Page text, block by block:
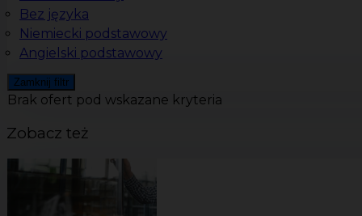
Bez języka
Niemiecki podstawowy
Angielski podstawowy
Zamknij filtr
Brak ofert pod wskazane kryteria
Zobacz też